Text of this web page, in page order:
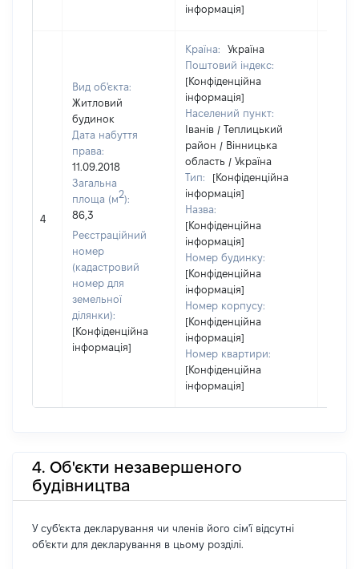
інформація]
4
Вид об'єкта:
Житловий
будинок
Дата набуття
права:
11.09.2018
Загальна
площа (м2):
86,3
Реєстраційний
номер
(кадастровий
номер для
земельної
ділянки):
[Конфіденційна
інформація]
Країна:
Україна
Поштовий індекс:
[Конфіденційна
інформація]
Населений пункт:
Іванів / Теплицький
район / Вінницька
область / Україна
Тип:
[Конфіденційна
інформація]
Назва:
[Конфіденційна
інформація]
Номер будинку:
[Конфіденційна
інформація]
Номер корпусу:
[Конфіденційна
інформація]
Номер квартири:
[Конфіденційна
інформація]
4. Об'єкти незавершеного
будівництва
У суб'єкта декларування чи членів його сім'ї відсутні
об'єкти для декларування в цьому розділі.